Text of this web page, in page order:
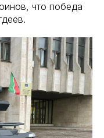
что победа